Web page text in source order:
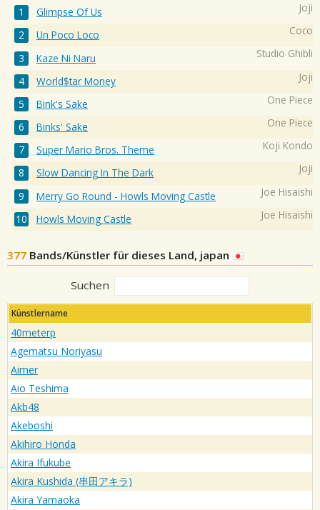
Glimpse Of Us Joji
Un Poco Loco Coco
Kaze Ni Naru Studio Ghibli
World$tar Money Joji
Bink's Sake One Piece
Binks' Sake One Piece
Super Mario Bros. Theme Koji Kondo
Slow Dancing In The Dark Joji
Merry Go Round - Howls Moving Castle Joe Hisaishi
Howls Moving Castle Joe Hisaishi
377 Bands/Künstler für dieses Land, japan
Suchen
Künstlername
40meterp
Agematsu Noriyasu
Aimer
Aio Teshima
Akb48
Akeboshi
Akihiro Honda
Akira Ifukube
Akira Kushida (串田アキラ)
Akira Yamaoka